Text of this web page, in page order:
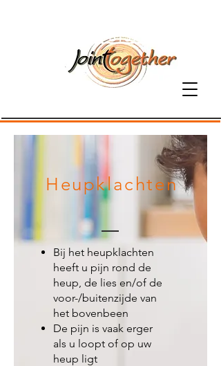
06-81379800
Heupklachten
Bij het heupklachten
heeft u pijn rond de
heup, de lies en/of de
voor-/buitenzijde van
het bovenbeen
De pijn is vaak erger
als u loopt of op uw
heup ligt